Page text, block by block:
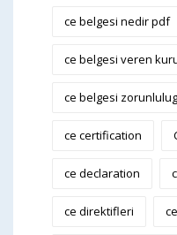
ce belgesi nedir pdf
ce belgesi veren
ce belgesi
ce certification
ce declaration
ce direktifleri